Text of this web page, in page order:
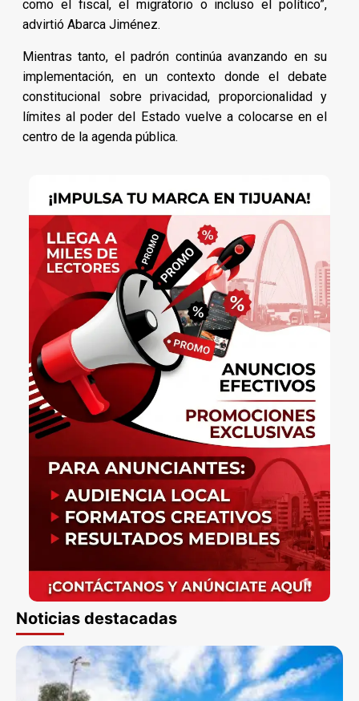
como el fiscal, el migratorio o incluso el político”,
advirtió Abarca Jiménez.
Mientras tanto, el padrón continúa avanzando en su
implementación, en un contexto donde el debate
constitucional sobre privacidad, proporcionalidad y
límites al poder del Estado vuelve a colocarse en el
centro de la agenda pública.
Noticias destacadas